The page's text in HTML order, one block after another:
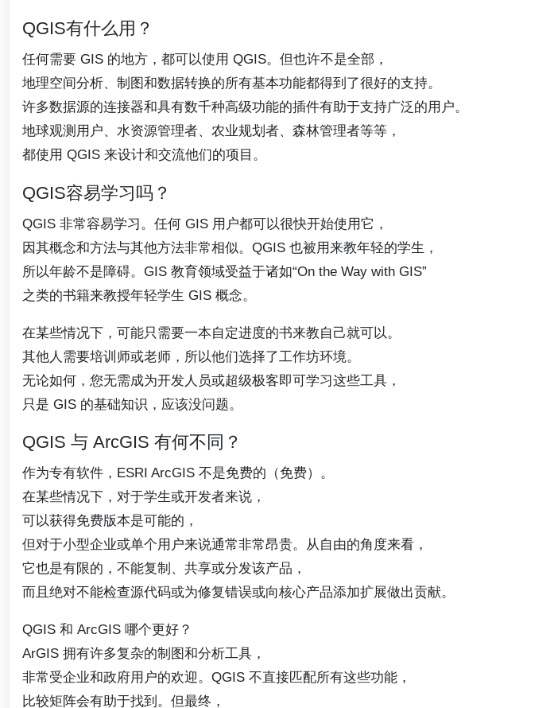
QGIS有什么用？
任何需要 GIS 的地方，都可以使用 QGIS。但也许不是全部，
地理空间分析、制图和数据转换的所有基本功能都得到了很好的支持。
许多数据源的连接器和具有数千种高级功能的插件有助于支持广泛的用户。
地球观测用户、水资源管理者、农业规划者、森林管理者等等，
都使用 QGIS 来设计和交流他们的项目。
QGIS容易学习吗？
QGIS 非常容易学习。任何 GIS 用户都可以很快开始使用它，
因其概念和方法与其他方法非常相似。QGIS 也被用来教年轻的学生，
所以年龄不是障碍。GIS 教育领域受益于诸如“On the Way with GIS”
之类的书籍来教授年轻学生 GIS 概念。
在某些情况下，可能只需要一本自定进度的书来教自己就可以。
其他人需要培训师或老师，所以他们选择了工作坊环境。
无论如何，您无需成为开发人员或超级极客即可学习这些工具，
只是 GIS 的基础知识，应该没问题。
QGIS 与 ArcGIS 有何不同？
作为专有软件，ESRI ArcGIS 不是免费的（免费）。
在某些情况下，对于学生或开发者来说，
可以获得免费版本是可能的，
但对于小型企业或单个用户来说通常非常昂贵。从自由的角度来看，
它也是有限的，不能复制、共享或分发该产品，
而且绝对不能检查源代码或为修复错误或向核心产品添加扩展做出贡献。
QGIS 和 ArcGIS 哪个更好？
ArGIS 拥有许多复杂的制图和分析工具，
非常受企业和政府用户的欢迎。QGIS 不直接匹配所有这些功能，
比较矩阵会有助于找到。但最终，